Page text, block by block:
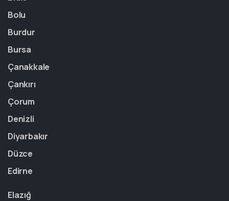
Bolu
Burdur
Bursa
Çanakkale
Çankırı
Çorum
Denizli
Diyarbakır
Düzce
Edirne
Elazığ